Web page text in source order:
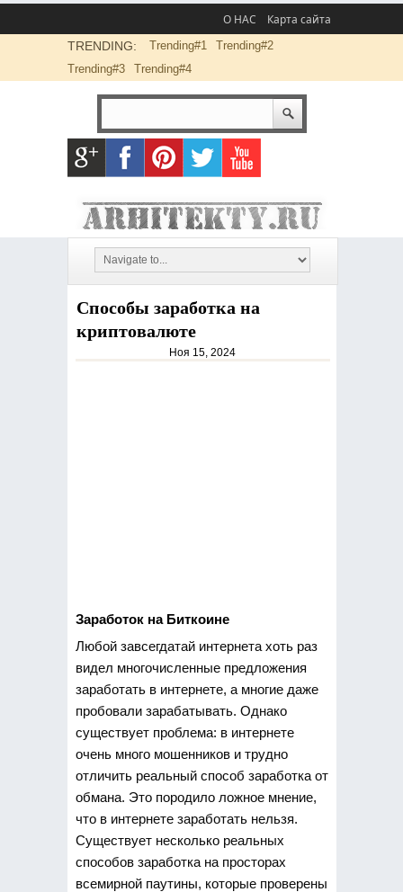
О НАС Карта сайта
TRENDING: Trending#1
Trending#2
Trending#3
Trending#4
Способы заработка на
криптовалюте
Ноя 15, 2024
Заработок на Биткоине
Любой завсегдатай интернета хоть раз
видел многочисленные предложения
заработать в интернете, а многие даже
пробовали зарабатывать. Однако
существует проблема: в интернете
очень много мошенников и трудно
отличить реальный способ заработка от
обмана. Это породило ложное мнение,
что в интернете заработать нельзя.
Существует несколько реальных
способов заработка на просторах
всемирной паутины, которые проверены